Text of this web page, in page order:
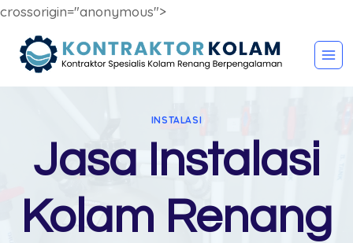
crossorigin="anonymous">
INSTALASI
Jasa Instalasi
Kolam Renang